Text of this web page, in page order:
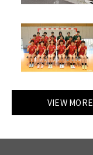
VIEW MORE